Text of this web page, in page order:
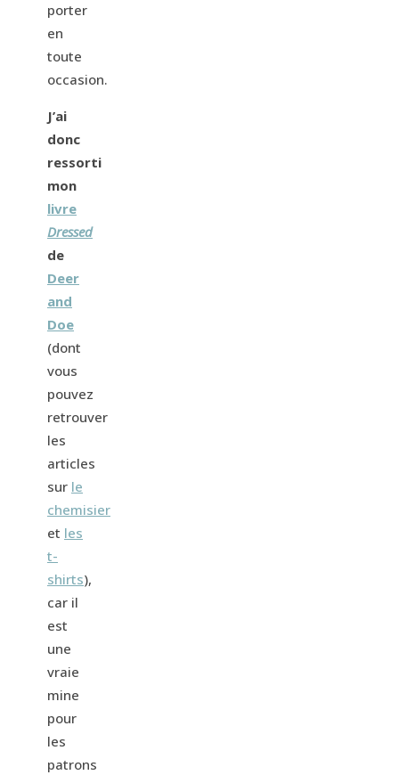
porter
en
toute
occasion.
J’ai
donc
ressorti
mon
livre
Dressed
de
Deer
and
Doe
(dont
vous
pouvez
retrouver
les
articles
sur le
chemisier
et les
t-
shirts),
car il
est
une
vraie
mine
pour
les
patrons